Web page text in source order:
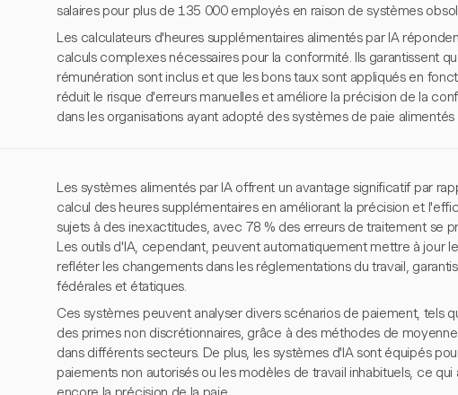
salaires pour plus de 135 000 employés en raison de systèmes
Les calculateurs d'heures supplémentaires alimentés par IA
calculs complexes nécessaires pour la conformité. Ils garantissent
rémunération sont inclus et que les bons taux sont appliqués en
réduit le risque d'erreurs manuelles et améliore la précision de la
dans les organisations ayant adopté des systèmes de paie alimentés
Les systèmes alimentés par IA offrent un avantage significatif par
calcul des heures supplémentaires en améliorant la précision et
sujets à des inexactitudes, avec 78 % des erreurs de traitement se
Les outils d'IA, cependant, peuvent automatiquement mettre à jour
refléter les changements dans les réglementations du travail,
fédérales et étatiques.
Ces systèmes peuvent analyser divers scénarios de paiement, tels
des primes non discrétionnaires, grâce à des méthodes de
dans différents secteurs. De plus, les systèmes d'IA sont équipés
paiements non autorisés ou les modèles de travail inhabituels, ce